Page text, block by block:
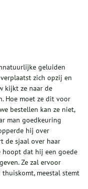
geluiden
zich opzij en
kijkt ze naar de
Hoe moet ze dit voor
bestellen kan ze niet,
man goedkeuring
hij over
de sjaal over haar
hoopt dat hij een goede
Ze zal ervoor
meestal stemt